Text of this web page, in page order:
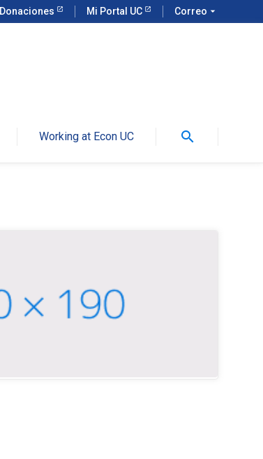
Donaciones Mi Portal UC Correo arrow_drop_down
Working at Econ UC search